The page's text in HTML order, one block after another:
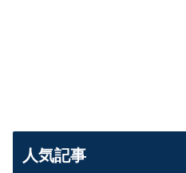
人気記事